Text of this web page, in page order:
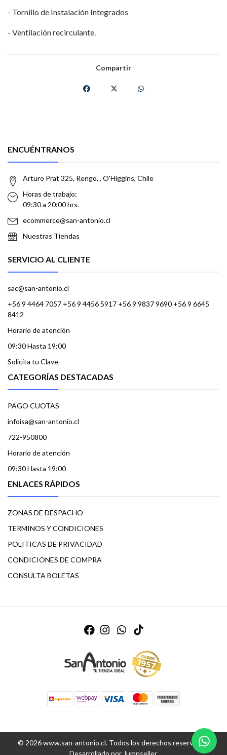
- Tornillo de Instalación Integrados
- Ventilación recirculante.
Compartir
ENCUÉNTRANOS
Arturo Prat 325, Rengo, , O'Higgins, Chile
Horas de trabajo:
09:30 a 20:00 hrs.
ecommerce@san-antonio.cl
Nuestras Tiendas
SERVICIO AL CLIENTE
sac@san-antonio.cl
+56 9 4464 7057 +56 9 4456 5917 +56 9 9837 9690 +56 9 6645
8412
Horario de atención
09:30 Hasta 19:00
Solicita tu Clave
CATEGORÍAS DESTACADAS
PAGO CUOTAS
infoisa@san-antonio.cl
722-950800
Horario de atención
09:30 Hasta 19:00
ENLACES RÁPIDOS
ZONAS DE DESPACHO
TERMINOS Y CONDICIONES
POLITICAS DE PRIVACIDAD
CONDICIONES DE COMPRA
CONSULTA BOLETAS
© 2026 www.san-antonio.cl. Todos los derechos reservados.
Desarrollado por Jumpseller.